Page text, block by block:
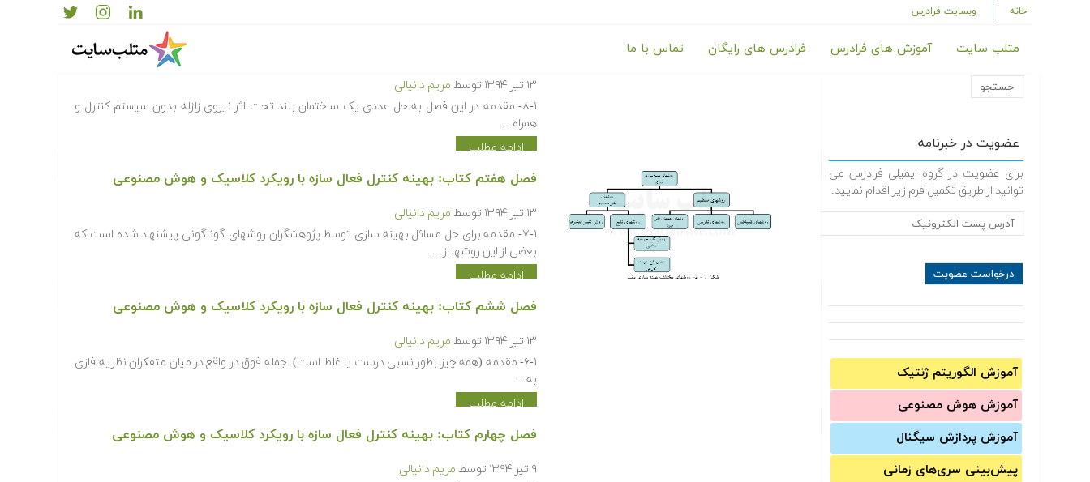
خانه وبسایت فرادرس
متلب سایت آموزش های فرادرس فرادرس های رایگان تماس با ما
عضویت در خبرنامه
برای عضویت در گروه ایمیلی فرادرس می
توانید از طریق تکمیل فرم زیر اقدام نمایید.
آموزش الگوریتم ژنتیک
آموزش‌ هوش مصنوعی
آموزش‌ پردازش سیگنال
پیش‌‌بینی سری‌‌های زمانی
فصل هشتم کتاب: بهینه کنترل فعال سازه با رویکرد کلاسیک و هوش مصنوعی
۱۳ تیر ۱۳۹۴ توسط مریم دانیالی
۸-۱- مقدمه در این فصل به حل عددی یک ساختمان بلند تحت اثر نیروی زلزله بدون سیستم کنترل و
همراه…
ادامه مطلب
فصل هفتم کتاب: بهینه کنترل فعال سازه با رویکرد کلاسیک و هوش مصنوعی
۱۳ تیر ۱۳۹۴ توسط مریم دانیالی
۷-۱- مقدمه برای حل مسائل بهینه سازی توسط پژوهشگران روشهای گوناگونی پیشنهاد شده است که
بعضی از این روشها از…
ادامه مطلب
فصل ششم کتاب: بهینه کنترل فعال سازه با رویکرد کلاسیک و هوش مصنوعی
۱۳ تیر ۱۳۹۴ توسط مریم دانیالی
۶-۱- مقدمه (همه چیز بطور نسبی درست یا غلط است). جمله فوق در واقع در میان متفکران نظریه فازی
به…
ادامه مطلب
فصل چهارم کتاب: بهینه کنترل فعال سازه با رویکرد کلاسیک و هوش مصنوعی
۹ تیر ۱۳۹۴ توسط مریم دانیالی